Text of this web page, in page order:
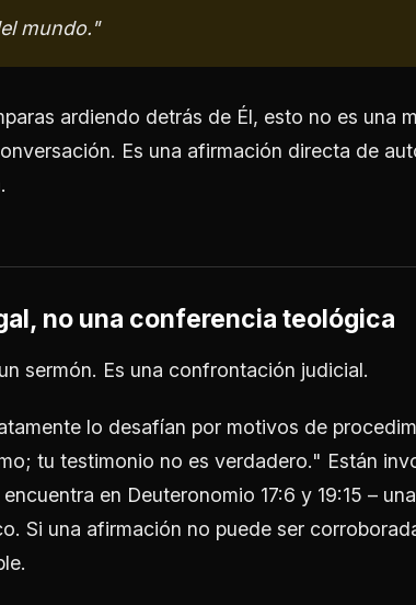
mundo."
ardiendo detrás de Él, esto no es una
Es una afirmación directa de
no una conferencia teológica
sermón. Es una confrontación judicial.
lo desafían por motivos de
tu testimonio no es verdadero." Están
en Deuteronomio 17:6 y 19:15 –
Si una afirmación no puede ser